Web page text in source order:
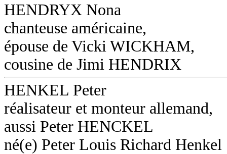
HENDRYX Nona
chanteuse américaine,
épouse de Vicki WICKHAM,
cousine de Jimi HENDRIX
HENKEL Peter
réalisateur et monteur allemand,
aussi Peter HENCKEL
né(e) Peter Louis Richard Henkel